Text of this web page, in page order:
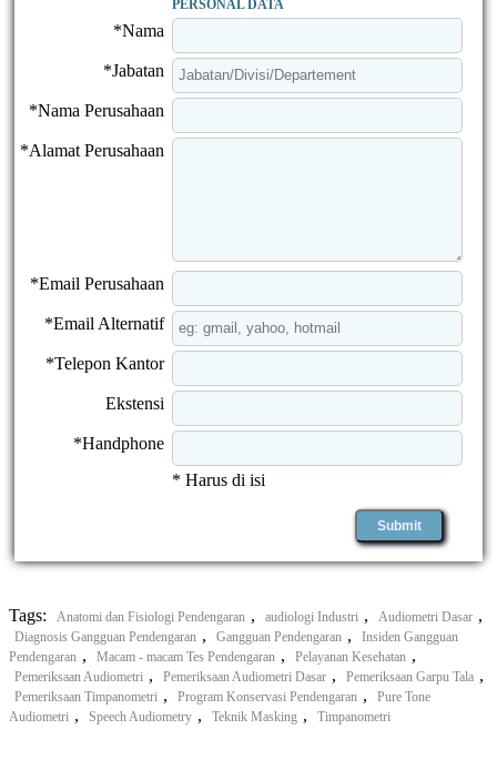
PERSONAL DATA
*Nama
*Jabatan
*Nama Perusahaan
*Alamat Perusahaan
*Email Perusahaan
*Email Alternatif
*Telepon Kantor
Ekstensi
*Handphone
* Harus di isi
Tags: Anatomi dan Fisiologi Pendengaran , audiologi Industri , Audiometri Dasar ,
Diagnosis Gangguan Pendengaran , Gangguan Pendengaran ,
Insiden Gangguan
Pendengaran , Macam - macam Tes Pendengaran , Pelayanan Kesehatan ,
Pemeriksaan Audiometri , Pemeriksaan Audiometri Dasar , Pemeriksaan Garpu Tala ,
Pemeriksaan Timpanometri , Program Konservasi Pendengaran ,
Pure Tone
Audiometri , Speech Audiometry , Teknik Masking , Timpanometri